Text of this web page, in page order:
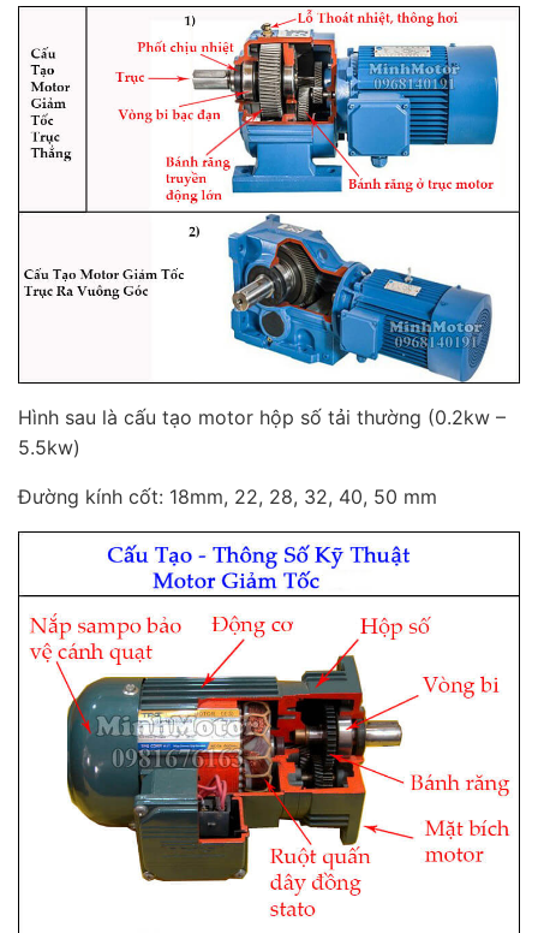
Hình sau là cấu tạo motor hộp số tải thường (0.2kw –
5.5kw)
Đường kính cốt: 18mm, 22, 28, 32, 40, 50 mm